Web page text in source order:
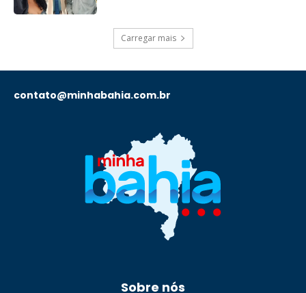
Carregar mais
contato@minhabahia.com.br
Sobre nós